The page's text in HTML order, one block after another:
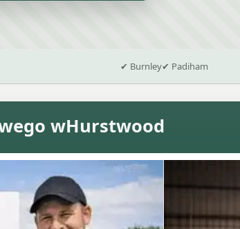
✔ Burnley✔ Padiham
wHurstwood